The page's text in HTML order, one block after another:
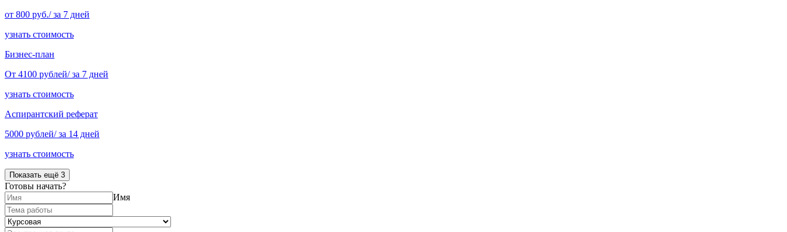
от 800 руб./ за 7 дней
узнать стоимость
Бизнес-план
От 4100 рублей/ за 7 дней
узнать стоимость
Аспирантский реферат
5000 рублей/ за 14 дней
узнать стоимость
Показать ещё 3
Готовы начать?
Имя